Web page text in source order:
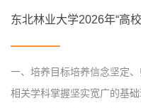
一、培养目标培养信念坚定
相关学科掌握坚实宽广的基